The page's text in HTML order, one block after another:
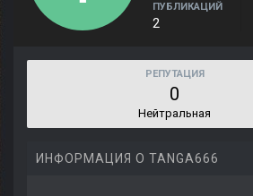
ПУБЛИКАЦИЙ
2
РЕПУТАЦИЯ
0
Нейтральная
ИНФОРМАЦИЯ О TANGA666